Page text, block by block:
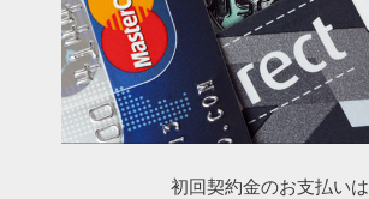
初回契約金のお支払いは